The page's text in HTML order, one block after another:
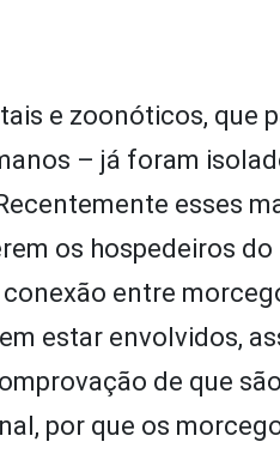
e zoonóticos, que
– já foram
esses
os hospedeiros do
entre
estar envolvidos,
de que
por que os